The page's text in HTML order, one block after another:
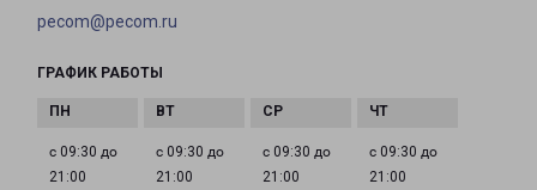
pecom@pecom.ru
ГРАФИК РАБОТЫ
с 09:30 до
21:00
с 09:30 до
21:00
с 09:30 до
21:00
с 09:30 до
21:00